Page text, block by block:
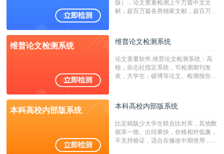
版），论文查重检测上千万篇中文文
献，超百万篇各类独家文献，超百万港
校用来检测硕博论文的系统，检测范围
广，数据来源真实，检测算法合理!本
字符数30万）
维普论文检测系统 维普论文检测系统
论文查重软件,维普论文检测系统：高
校，杂志社指定系统，可检测期刊发
表，大学生，硕博等论文。检测报告支
本科高校内部版系统 本科高校内部版系统
比定稿版少大学生联合比对库，其他数
据库一致。出结果快，价格相对低廉，
不支持验证，适合在修改中期使用，定